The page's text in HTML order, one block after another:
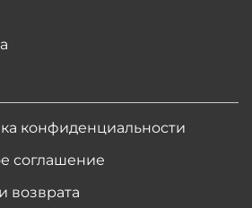
конфиденциальности
соглашение
возврата